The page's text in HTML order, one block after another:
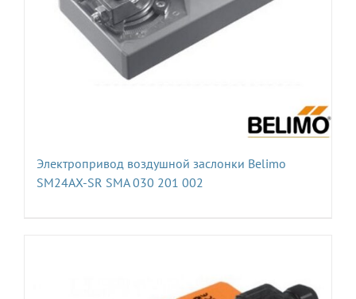
Электропривод воздушной заслонки Belimo
SM24AX-SR SMA 030 201 002